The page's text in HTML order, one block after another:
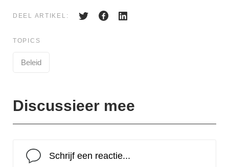
DEEL ARTIKEL:
TOPICS
Beleid
Discussieer mee